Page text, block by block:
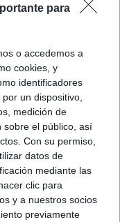
para
o accedemos a
cookies, y
identificadores
un dispositivo,
medición de
sobre el público, así
Con su permiso,
datos de
mediante las
clic para
y a nuestros socios
previamente